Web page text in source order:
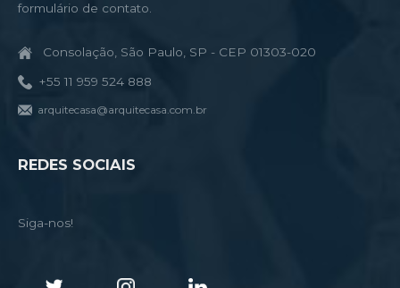
formulário de contato.
Consolação, São Paulo, SP - CEP 01303-020
+55 11 959 524 888
arquitecasa@arquitecasa.com.br
REDES SOCIAIS
Siga-nos!